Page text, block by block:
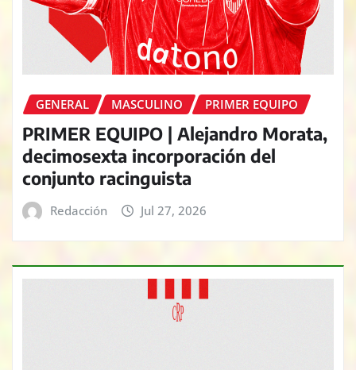
GENERAL MASCULINO PRIMER EQUIPO
PRIMER EQUIPO | Alejandro Morata,
decimosexta incorporación del
conjunto racinguista
Redacción Jul 27, 2026